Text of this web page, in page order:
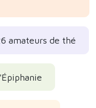
amateurs de thé